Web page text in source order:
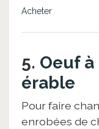
Acheter
5. Oeuf
érable
Pour faire
enrobées de